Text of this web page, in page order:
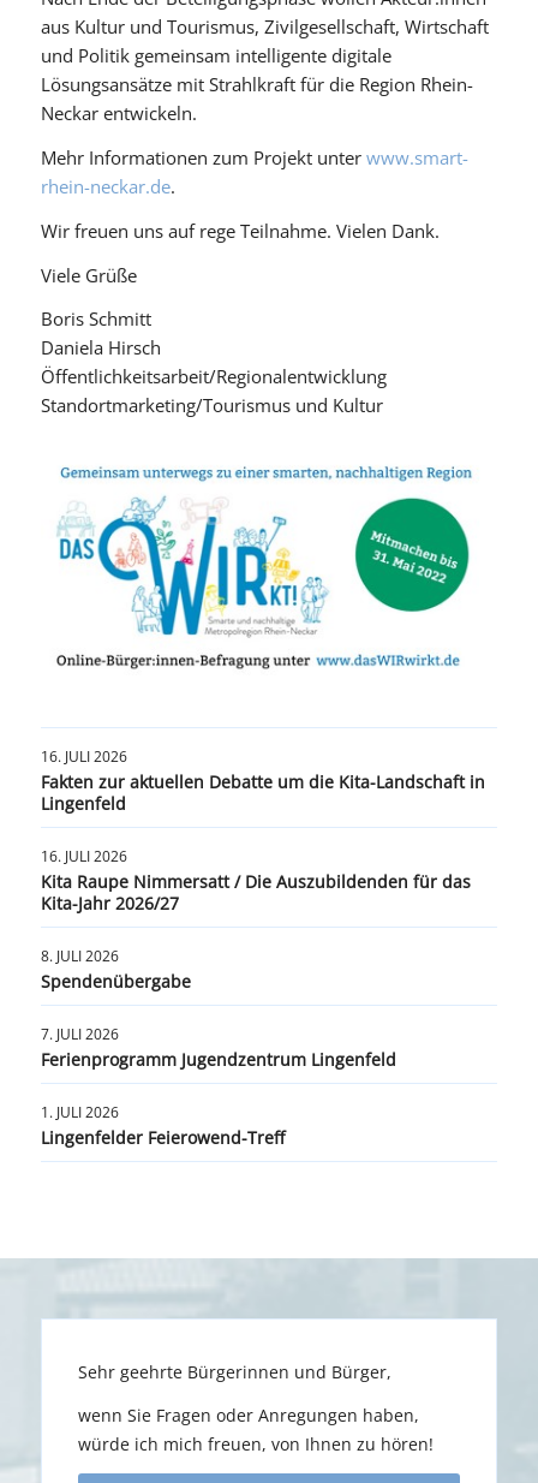
aus Kultur und Tourismus, Zivilgesellschaft, Wirtschaft
und Politik gemeinsam intelligente digitale
Lösungsansätze mit Strahlkraft für die Region Rhein-
Neckar entwickeln.
Mehr Informationen zum Projekt unter www.smart-
rhein-neckar.de.
Wir freuen uns auf rege Teilnahme. Vielen Dank.
Viele Grüße
Boris Schmitt
Daniela Hirsch
Öffentlichkeitsarbeit/Regionalentwicklung
Standortmarketing/Tourismus und Kultur
16. JULI 2026
Fakten zur aktuellen Debatte um die Kita-Landschaft in
Lingenfeld
16. JULI 2026
Kita Raupe Nimmersatt / Die Auszubildenden für das
Kita-Jahr 2026/27
8. JULI 2026
Spendenübergabe
7. JULI 2026
Ferienprogramm Jugendzentrum Lingenfeld
1. JULI 2026
Lingenfelder Feierowend-Treff
Sehr geehrte Bürgerinnen und Bürger,
wenn Sie Fragen oder Anregungen haben,
würde ich mich freuen, von Ihnen zu hören!